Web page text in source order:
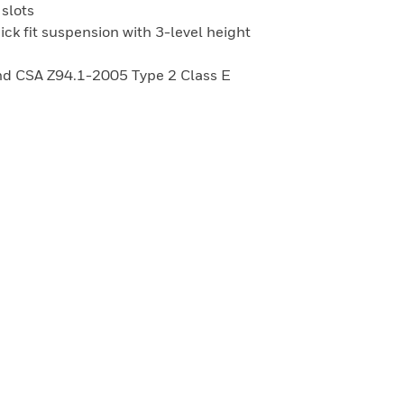
fit suspension with 3-level height
CSA Z94.1-2005 Type 2 Class E